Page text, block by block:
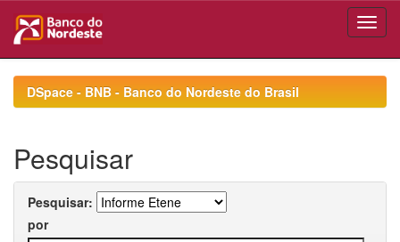
navigationDSpace - BNB - Banco do Nordeste do Brasil
Pesquisar
Pesquisar:
por